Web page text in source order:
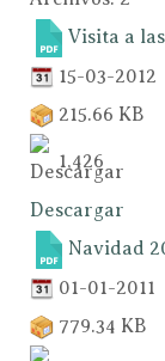
Visita a
15-03-2012
215.66 KB
1,426
Descargar
Navidad
01-01-2011
779.34 KB